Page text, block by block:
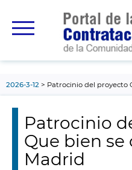
principal
2026-3-12 Patrocinio del proyecto
Patrocinio
Que bien se
Madrid